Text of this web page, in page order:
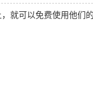
就可以免费使用他们